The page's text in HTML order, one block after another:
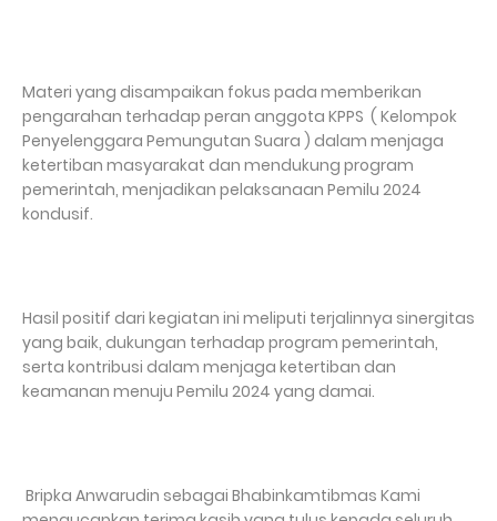
Materi yang disampaikan fokus pada memberikan
pengarahan terhadap peran anggota KPPS ( Kelompok
Penyelenggara Pemungutan Suara ) dalam menjaga
ketertiban masyarakat dan mendukung program
pemerintah, menjadikan pelaksanaan Pemilu 2024
kondusif.
Hasil positif dari kegiatan ini meliputi terjalinnya sinergitas
yang baik, dukungan terhadap program pemerintah,
serta kontribusi dalam menjaga ketertiban dan
keamanan menuju Pemilu 2024 yang damai.
Bripka Anwarudin sebagai Bhabinkamtibmas Kami